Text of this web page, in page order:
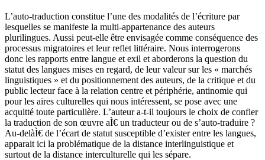
L’auto-traduction constitue l’une des modalités de l’écriture par
lesquelles se manifeste la multi-appartenance des auteurs
plurilingues. Aussi peut-elle être envisagée comme conséquence des
processus migratoires et leur reflet littéraire. Nous interrogerons
donc les rapports entre langue et exil et aborderons la question du
statut des langues mises en regard, de leur valeur sur les « marchés
linguistiques » et du positionnement des auteurs, de la critique et du
public lecteur face à la relation centre et périphérie, antinomie qui
pour les aires culturelles qui nous intéressent, se pose avec une
acquitté toute particulière. L’auteur a-t-il toujours le choix de confier
la traduction de son œuvre aÌ€ un traducteur ou de s’auto-traduire ?
Au-delàÌ€ de l’écart de statut susceptible d’exister entre les langues,
apparait ici la problématique de la distance interlinguistique et
surtout de la distance interculturelle qui les sépare.